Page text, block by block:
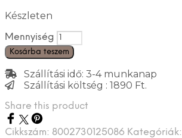
Készleten
Mennyiség
Kosárba teszem
Szállítási idő: 3-4 munkanap
Szállítási költség : 1890 Ft.
Share this product
Cikkszám: 8002730125086 Kategóriák: